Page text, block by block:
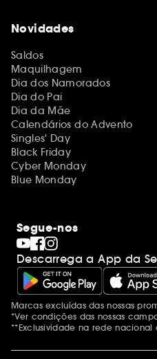
Novidades
Saldos
Maquilhagem
Dia dos Namorados
Dia do Pai
Dia da Mãe
Calendários do Advento
Singles' Day
Black Friday
Cyber Monday
Blue Monday
Segue-nos
Descarrega a App da
Menções adicionais
Marcas excluídas das nossas
*Ver condições das nossas
**Exclusividade na rede nacional